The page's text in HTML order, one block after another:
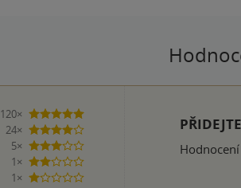
120×
5 hvězdiček
24×
4 hvězdičky
5×
3 hvězdičky
1×
2 hvězdičky
1×
1 hvezdička